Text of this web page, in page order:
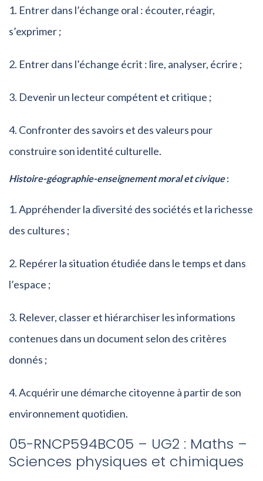
Entrer dans l’échange oral : écouter, réagir,
s’exprimer ;
Entrer dans l’échange écrit : lire, analyser, écrire ;
Devenir un lecteur compétent et critique ;
Confronter des savoirs et des valeurs pour
construire son identité culturelle.
Histoire-géographie-enseignement moral et civique:
Appréhender la diversité des sociétés et la richesse
des cultures ;
Repérer la situation étudiée dans le temps et dans
l’espace ;
Relever, classer et hiérarchiser les informations
contenues dans un document selon des critères
donnés ;
Acquérir une démarche citoyenne à partir de son
environnement quotidien.
05-RNCP594BC05 – UG2 : Maths –
Sciences physiques et chimiques